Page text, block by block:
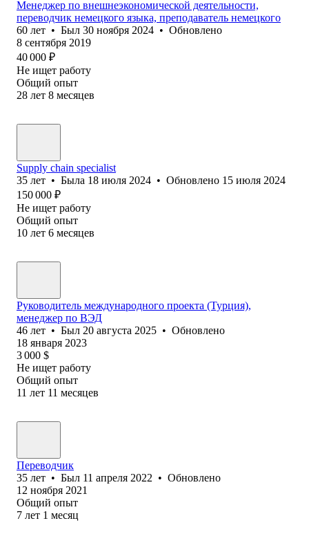
Менеджер по внешнеэкономической деятельности,
переводчик немецкого языка, преподаватель немецкого
60 лет • Был 30 ноября 2024 • Обновлено
8 сентября 2019
40 000 ₽
Не ищет работу
Общий опыт
28 лет 8 месяцев
Supply chain specialist
35 лет • Была 18 июля 2024 • Обновлено 15 июля 2024
150 000 ₽
Не ищет работу
Общий опыт
10 лет 6 месяцев
Руководитель международного проекта (Турция),
менеджер по ВЭД
46 лет • Был 20 августа 2025 • Обновлено
18 января 2023
3 000 $
Не ищет работу
Общий опыт
11 лет 11 месяцев
Переводчик
35 лет • Был 11 апреля 2022 • Обновлено
12 ноября 2021
Общий опыт
7 лет 1 месяц